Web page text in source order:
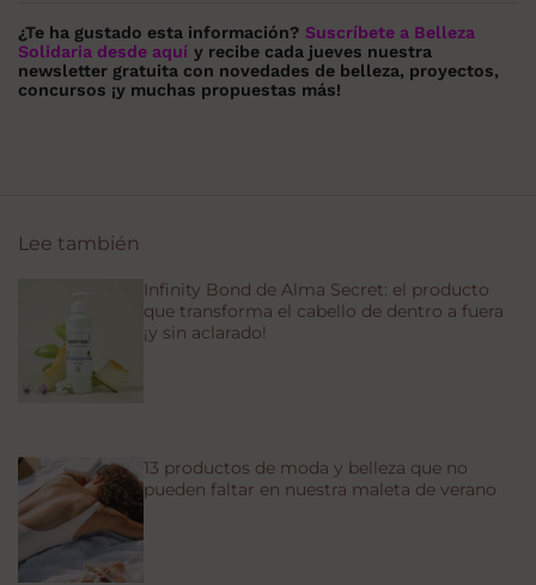
¿Te ha gustado esta información? Suscríbete a Belleza
Solidaria desde aquí y recibe cada jueves nuestra
newsletter gratuita con novedades de belleza, proyectos,
concursos ¡y muchas propuestas más!
Lee también
Infinity Bond de Alma Secret: el producto
que transforma el cabello de dentro a fuera
¡y sin aclarado!
13 productos de moda y belleza que no
pueden faltar en nuestra maleta de verano